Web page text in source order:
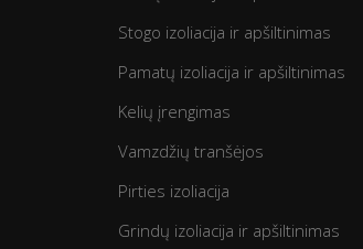
Stogo izoliacija ir apšiltinimas
Pamatų izoliacija ir apšiltinimas
Kelių įrengimas
Vamzdžių tranšėjos
Pirties izoliacija
Grindų izoliacija ir apšiltinimas